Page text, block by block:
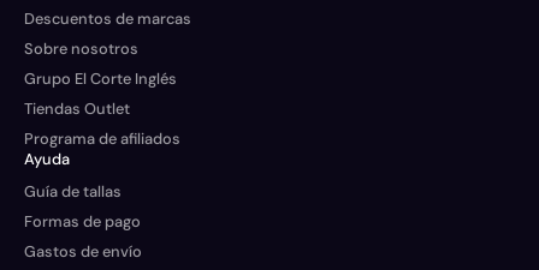
Descuentos de marcas
Sobre nosotros
Grupo El Corte Inglés
Tiendas Outlet
Programa de afiliados
Ayuda
Guía de tallas
Formas de pago
Gastos de envío